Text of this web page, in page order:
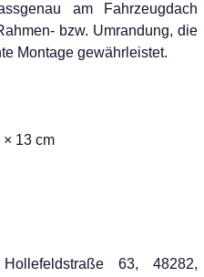
am Fahrzeugdach
bzw. Umrandung, die
Montage gewährleistet.
× 13 cm
63, 48282,